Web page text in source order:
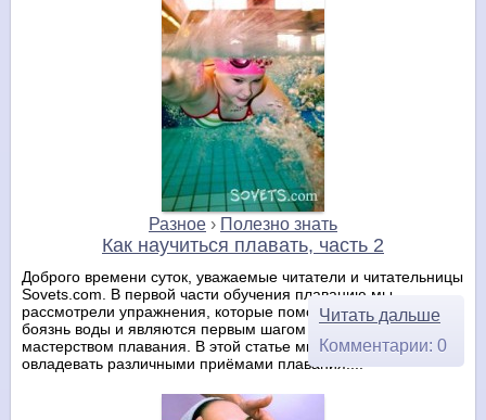
Разное › Полезно знать
Как научиться плавать, часть 2
Доброго времени суток, уважаемые читатели и читательницы
Sovets.com. В первой части обучения плаванию мы
рассмотрели упражнения, которые помогают преодолеть
боязнь воды и являются первым шагом к овладеванию
мастерством плавания. В этой статье мы будем учиться
овладевать различными приёмами плавания....
Читать дальше
Комментарии: 0